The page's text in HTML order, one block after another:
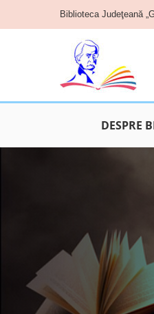
content
Biblioteca Judeţeană
DESPRE